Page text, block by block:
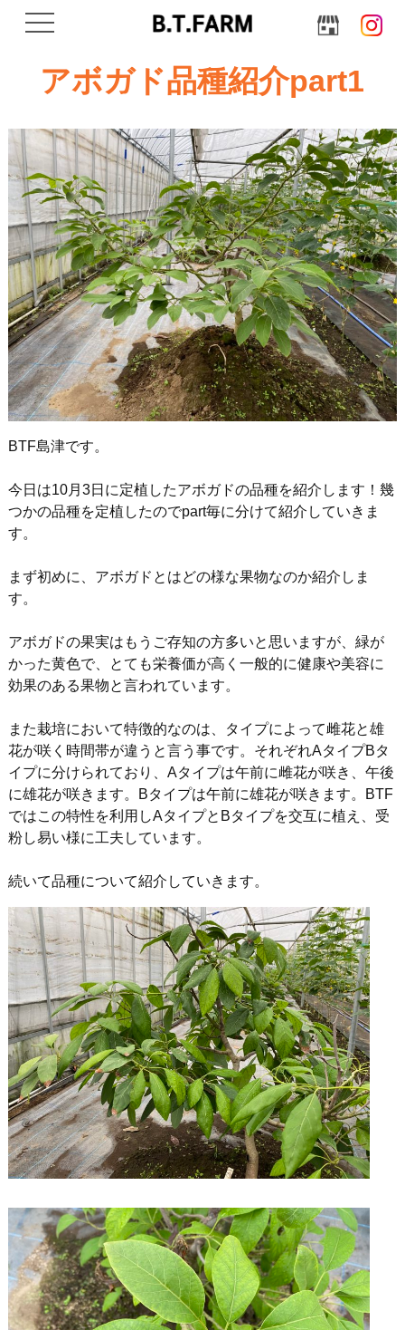
navigation
アボガド品種紹介part1
BTF島津です。
今日は10月3日に定植したアボガドの品種を紹介します！幾
つかの品種を定植したのでpart毎に分けて紹介していきま
す。
まず初めに、アボガドとはどの様な果物なのか紹介しま
す。
アボガドの果実はもうご存知の方多いと思いますが、緑が
かった黄色で、とても栄養価が高く一般的に健康や美容に
効果のある果物と言われています。
また栽培において特徴的なのは、タイプによって雌花と雄
花が咲く時間帯が違うと言う事です。それぞれAタイプBタ
イプに分けられており、Aタイプは午前に雌花が咲き、午後
に雄花が咲きます。Bタイプは午前に雄花が咲きます。BTF
ではこの特性を利用しAタイプとBタイプを交互に植え、受
粉し易い様に工夫しています。
続いて品種について紹介していきます。